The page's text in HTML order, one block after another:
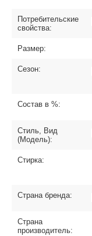
Потребительские
свойства:
Размер:
Сезон:
Состав в %:
Стиль, Вид
(Модель):
Стирка:
Страна бренда:
Страна
производитель: